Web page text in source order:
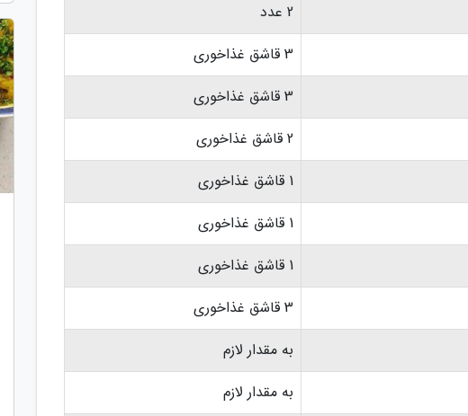
2 عدد
3 قاشق غذاخوری
3 قاشق غذاخوری
2 قاشق غذاخوری
1 قاشق غذاخوری
1 قاشق غذاخوری
1 قاشق غذاخوری
3 قاشق غذاخوری
به مقدار لازم
به مقدار لازم